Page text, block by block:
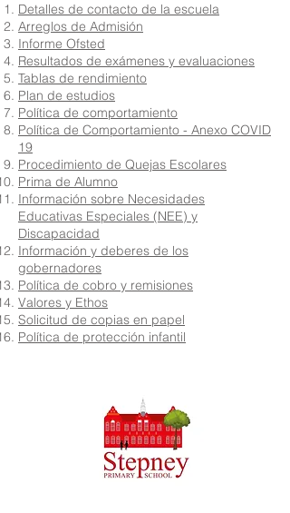
Detalles de contacto de la escuela
Arreglos de Admisión
Informe Ofsted
Resultados de exámenes y evaluaciones
Tablas de rendimiento
Plan de estudios
Política de comportamiento
Política de Comportamiento - Anexo COVID
19
Procedimiento de Quejas Escolares
Prima de Alumno
Información sobre Necesidades
Educativas Especiales (NEE) y
Discapacidad
Información y deberes de los
gobernadores
Política de cobro y remisiones
Valores y Ethos
Solicitud de copias en papel
Política de protección infantil